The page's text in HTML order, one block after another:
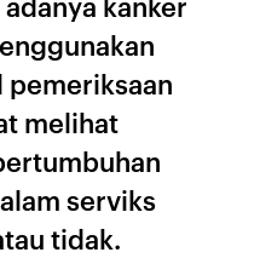
pemeriksaan
melihat
serviks
tidak.